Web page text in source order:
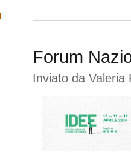
Forum
Inviato da Valeria